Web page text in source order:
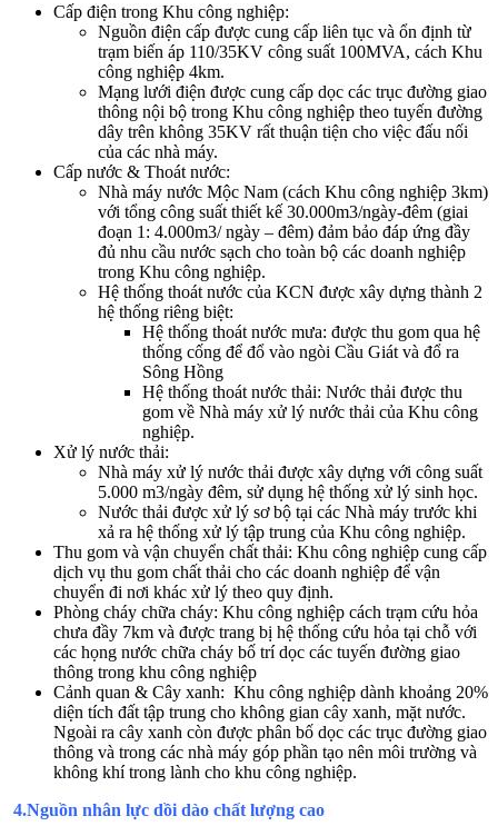
Cấp điện trong Khu công nghiệp:
Nguồn điện cấp được cung cấp liên tục và ổn định từ
trạm biến áp 110/35KV công suất 100MVA, cách Khu
công nghiệp 4km.
Mạng lưới điện được cung cấp dọc các trục đường giao
thông nội bộ trong Khu công nghiệp theo tuyến đường
dây trên không 35KV rất thuận tiện cho việc đấu nối
của các nhà máy.
Cấp nước & Thoát nước:
Nhà máy nước Mộc Nam (cách Khu công nghiệp 3km)
với tổng công suất thiết kế 30.000m3/ngày-đêm (giai
đoạn 1: 4.000m3/ ngày – đêm) đảm bảo đáp ứng đầy
đủ nhu cầu nước sạch cho toàn bộ các doanh nghiệp
trong Khu công nghiệp.
Hệ thống thoát nước của KCN được xây dựng thành 2
hệ thống riêng biệt:
Hệ thống thoát nước mưa: được thu gom qua hệ
thống cống để đổ vào ngòi Cầu Giát và đổ ra
Sông Hồng
Hệ thống thoát nước thải: Nước thải được thu
gom về Nhà máy xử lý nước thải của Khu công
nghiệp.
Xử lý nước thải:
Nhà máy xử lý nước thải được xây dựng với công suất
5.000 m3/ngày đêm, sử dụng hệ thống xử lý sinh học.
Nước thải được xử lý sơ bộ tại các Nhà máy trước khi
xả ra hệ thống xử lý tập trung của Khu công nghiệp.
Thu gom và vận chuyển chất thải: Khu công nghiệp cung cấp
dịch vụ thu gom chất thải cho các doanh nghiệp để vận
chuyển đi nơi khác xử lý theo quy định.
Phòng cháy chữa cháy: Khu công nghiệp cách trạm cứu hỏa
chưa đầy 7km và được trang bị hệ thống cứu hỏa tại chỗ với
các họng nước chữa cháy bố trí dọc các tuyến đường giao
thông trong khu công nghiệp
Cảnh quan & Cây xanh: Khu công nghiệp dành khoảng 20%
diện tích đất tập trung cho không gian cây xanh, mặt nước.
Ngoài ra cây xanh còn được phân bố dọc các trục đường giao
thông và trong các nhà máy góp phần tạo nên môi trường và
không khí trong lành cho khu công nghiệp.
4.Nguồn nhân lực dồi dào chất lượng cao